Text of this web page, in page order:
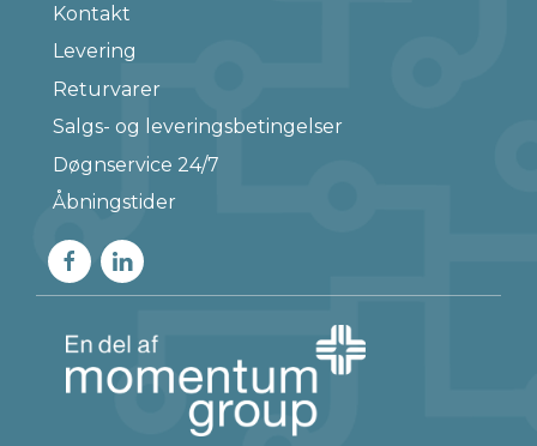
Kontakt
Levering
Returvarer
Salgs- og leveringsbetingelser
Døgnservice 24/7
Åbningstider